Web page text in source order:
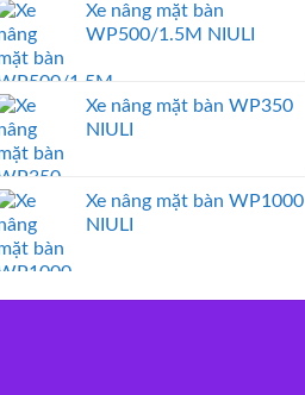
Xe nâng mặt bàn
WP500/1.5M NIULI
Xe nâng mặt bàn WP350
NIULI
Xe nâng mặt bàn WP1000
NIULI